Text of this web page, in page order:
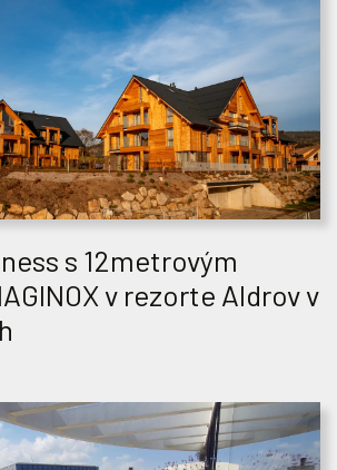
s 12metrovým
v rezorte Aldrov v